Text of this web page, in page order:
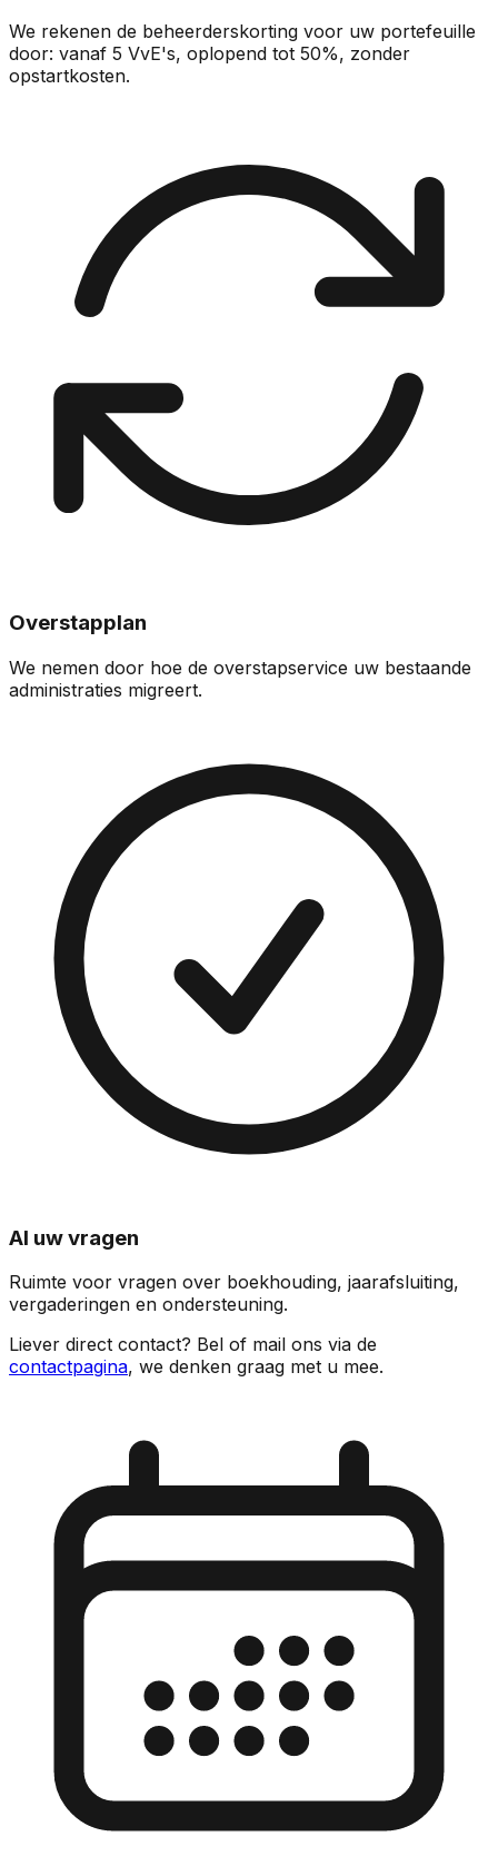
We rekenen de beheerderskorting voor uw portefeuille
door: vanaf 5 VvE's, oplopend tot 50%, zonder
opstartkosten.
Overstapplan
We nemen door hoe de overstapservice uw bestaande
administraties migreert.
Al uw vragen
Ruimte voor vragen over boekhouding, jaarafsluiting,
vergaderingen en ondersteuning.
Liever direct contact? Bel of mail ons via de
contactpagina, we denken graag met u mee.